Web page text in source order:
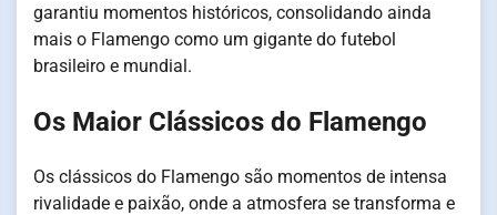
garantiu momentos históricos, consolidando ainda
mais o Flamengo como um gigante do futebol
brasileiro e mundial.
Os Maior Clássicos do Flamengo
Os clássicos do Flamengo são momentos de intensa
rivalidade e paixão, onde a atmosfera se transforma e